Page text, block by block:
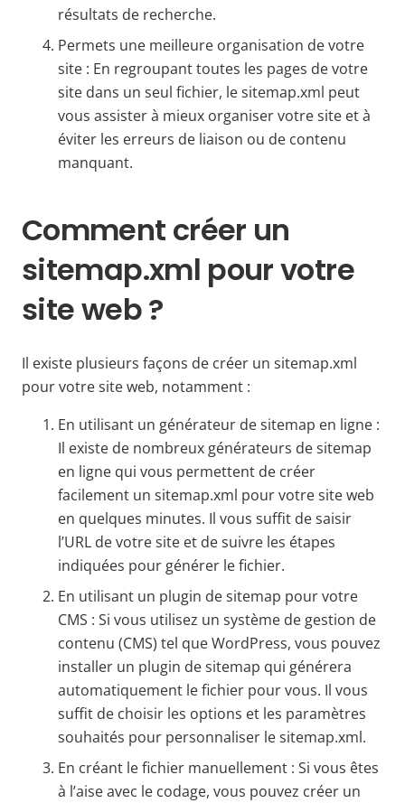
résultats de recherche.
Permets une meilleure organisation de votre
site : En regroupant toutes les pages de votre
site dans un seul fichier, le sitemap.xml peut
vous assister à mieux organiser votre site et à
éviter les erreurs de liaison ou de contenu
manquant.
Comment créer un
sitemap.xml pour votre
site web ?
Il existe plusieurs façons de créer un sitemap.xml
pour votre site web, notamment :
En utilisant un générateur de sitemap en ligne :
Il existe de nombreux générateurs de sitemap
en ligne qui vous permettent de créer
facilement un sitemap.xml pour votre site web
en quelques minutes. Il vous suffit de saisir
l’URL de votre site et de suivre les étapes
indiquées pour générer le fichier.
En utilisant un plugin de sitemap pour votre
CMS : Si vous utilisez un système de gestion de
contenu (CMS) tel que WordPress, vous pouvez
installer un plugin de sitemap qui générera
automatiquement le fichier pour vous. Il vous
suffit de choisir les options et les paramètres
souhaités pour personnaliser le sitemap.xml.
En créant le fichier manuellement : Si vous êtes
à l’aise avec le codage, vous pouvez créer un